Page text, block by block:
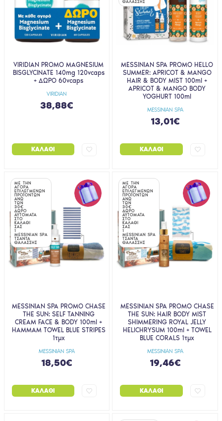
VIRIDIAN
VIRIDIAN PROMO MAGNESIUM
BISGLYCINATE 140mg 120vcaps
+ ΔΩΡΟ 60vcaps
38,88€
ΚΑΛΆΘΙ
ΘΑΛΑΣΣΗΣ
MESSINIAN SPA
MESSINIAN SPA PROMO HELLO
SUMMER: APRICOT & MANGO
HAIR & BODY MIST 100ml +
APRICOT & MANGO BODY
YOGHURT 100ml
13,01€
ΚΑΛΆΘΙ
ΜΕ ΤΗΝ
ΑΓΟΡΑ
ΕΠΙΛΕΓΜΕΝΩΝ
ΠΡΟΪΟΝΤΩΝ
ΑΝΩ
ΤΩΝ
30€
ΔΩΡΟ
ΑΥΤΟΜΑΤΑ
ΣΤΟ
ΚΑΛΑΘΙ
ΣΑΣ
1
MESSINIAN SPA
ΤΣΑΝΤΑ
ΘΑΛΑΣΣΗΣ
MESSINIAN SPA
MESSINIAN SPA PROMO CHASE
THE SUN: SELF TANNING
CREAM FACE & BODY 100ml +
HAMMAM TOWEL BLUE STRIPES
1τμχ
18,50€
ΚΑΛΆΘΙ
ΜΕ ΤΗΝ
ΑΓΟΡΑ
ΕΠΙΛΕΓΜΕΝΩΝ
ΠΡΟΪΟΝΤΩΝ
ΑΝΩ
ΤΩΝ
30€
ΔΩΡΟ
ΑΥΤΟΜΑΤΑ
ΣΤΟ
ΚΑΛΑΘΙ
ΣΑΣ
1
MESSINIAN SPA
ΤΣΑΝΤΑ
ΘΑΛΑΣΣΗΣ
MESSINIAN SPA
MESSINIAN SPA PROMO CHASE
THE SUN: HAIR BODY MIST
SHIMMERING ROYAL JELLY
HELICHRYSUM 100ml + TOWEL
BLUE CORALS 1τμχ
19,46€
ΚΑΛΆΘΙ